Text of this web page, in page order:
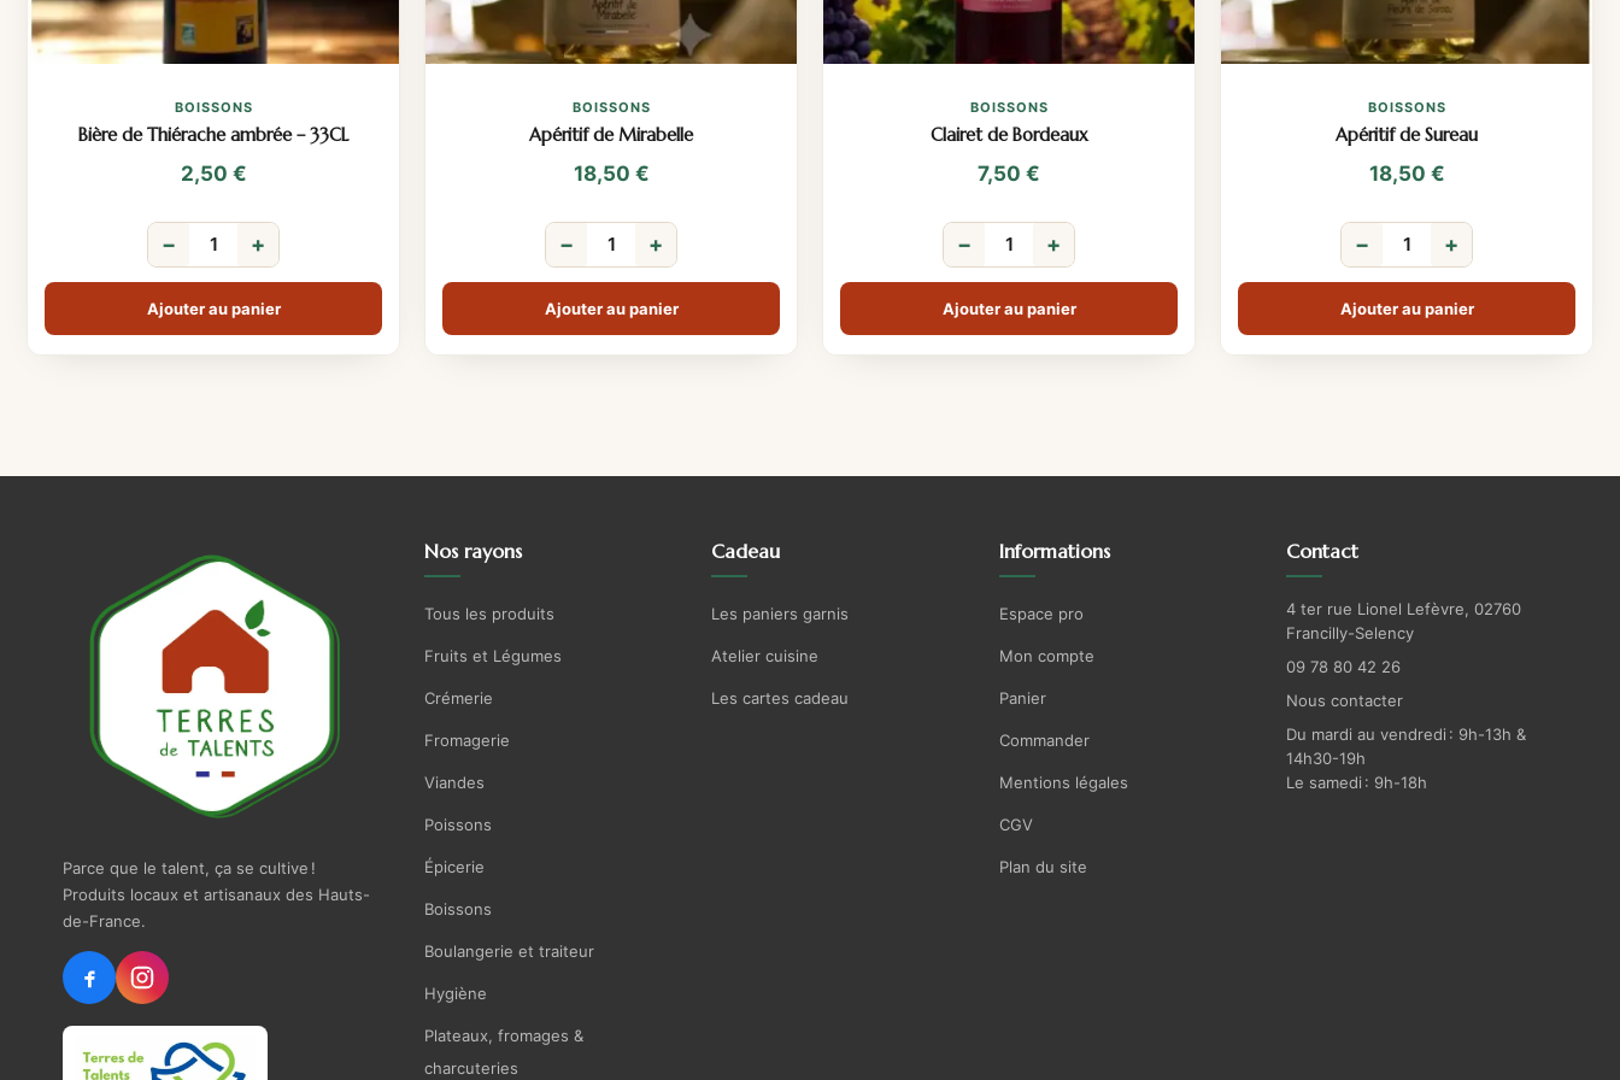
BOISSONS
Bière de Thiérache ambrée – 33CL
2,50 €
− +
Ajouter au panier
BOISSONS
Apéritif de Mirabelle
18,50 €
− +
Ajouter au panier
BOISSONS
Clairet de Bordeaux
7,50 €
− +
Ajouter au panier
BOISSONS
Apéritif de Sureau
18,50 €
− +
Ajouter au panier
Parce que le talent, ça se cultive !
Produits locaux et artisanaux des Hauts-
de-France.
Nos rayons
Tous les produits
Fruits et Légumes
Crémerie
Fromagerie
Viandes
Poissons
Épicerie
Boissons
Boulangerie et traiteur
Hygiène
Plateaux, fromages &
charcuteries
Cadeau
Les paniers garnis
Atelier cuisine
Les cartes cadeau
Informations
Espace pro
Mon compte
Panier
Commander
Mentions légales
CGV
Plan du site
Contact
4 ter rue Lionel Lefèvre, 02760
Francilly-Selency
09 78 80 42 26
Nous contacter
Du mardi au vendredi : 9h-13h &
14h30-19h
Le samedi : 9h-18h